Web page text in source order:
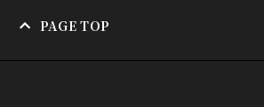
PAGE TOP